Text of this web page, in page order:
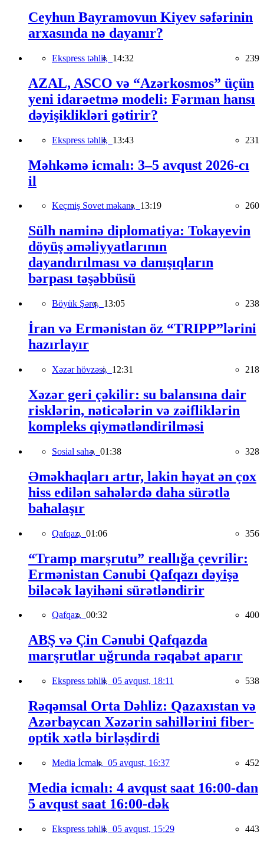
Ceyhun Bayramovun Kiyev səfərinin
arxasında nə dayanır?
Ekspress təhlil, 14:32 239
AZAL, ASCO və “Azərkosmos” üçün
yeni idarəetmə modeli: Fərman hansı
dəyişiklikləri gətirir?
Ekspress təhlil, 13:43 231
Məhkəmə icmalı: 3–5 avqust 2026-cı
il
Keçmiş Sovet məkanı, 13:19 260
Sülh naminə diplomatiya: Tokayevin
döyüş əməliyyatlarının
dayandırılması və danışıqların
bərpası təşəbbüsü
Böyük Şərq, 13:05 238
İran və Ermənistan öz “TRIPP”lərini
hazırlayır
Xəzər hövzəsi, 12:31 218
Xəzər geri çəkilir: su balansına dair
risklərin, nəticələrin və zəifliklərin
kompleks qiymətləndirilməsi
Sosial sahə, 01:38 328
Əməkhaqları artır, lakin həyat ən çox
hiss edilən sahələrdə daha sürətlə
bahalaşır
Qafqaz, 01:06 356
“Tramp marşrutu” reallığa çevrilir:
Ermənistan Cənubi Qafqazı dəyişə
biləcək layihəni sürətləndirir
Qafqaz, 00:32 400
ABŞ və Çin Cənubi Qafqazda
marşrutlar uğrunda rəqabət aparır
Ekspress təhlil, 05 avqust, 18:11 538
Rəqəmsal Orta Dəhliz: Qazaxıstan və
Azərbaycan Xəzərin sahillərini fiber-
optik xətlə birləşdirdi
Media İcmalı, 05 avqust, 16:37 452
Media icmalı: 4 avqust saat 16:00-dan
5 avqust saat 16:00-dək
Ekspress təhlil, 05 avqust, 15:29 443